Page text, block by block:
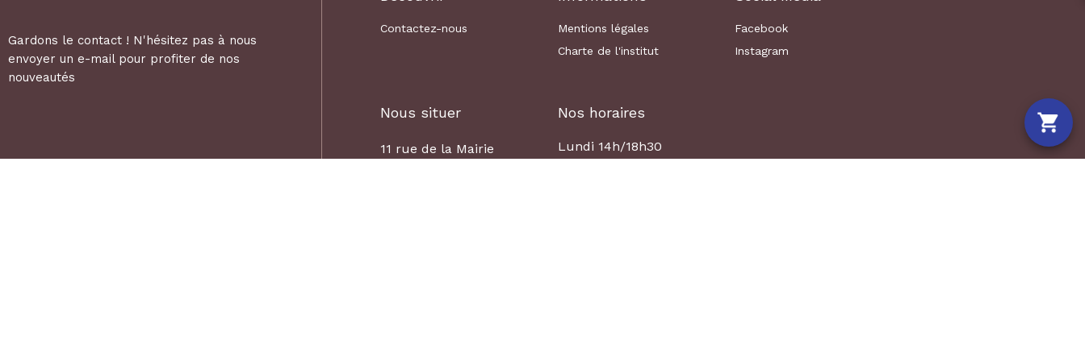
Gardons le contact ! N'hésitez pas à nous
envoyer un e-mail pour profiter de nos
nouveautés
Contactez-nous
Mentions légales
Charte de l'institut
Facebook
Instagram
Nous situer
11 rue de la Mairie
Nos horaires
Lundi 14h/18h30